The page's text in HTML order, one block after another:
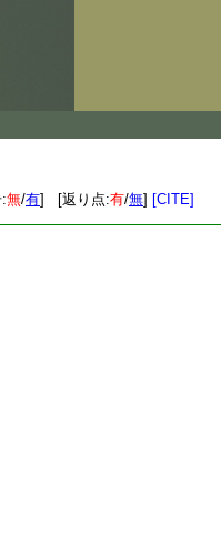
無/有] [返り点:有/無] [CITE]